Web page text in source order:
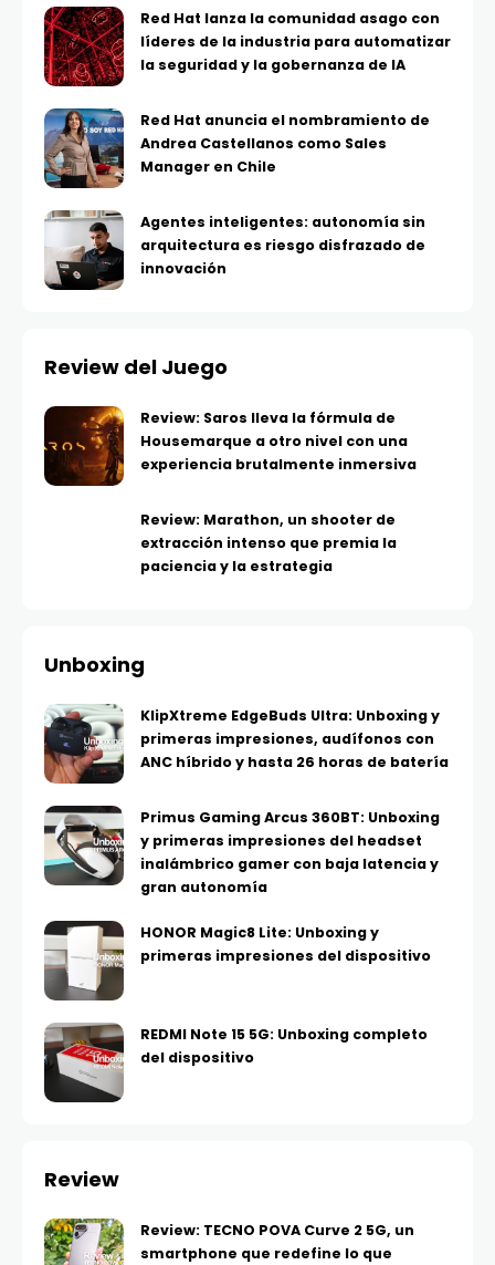
Red Hat lanza la comunidad asago con
líderes de la industria para automatizar
la seguridad y la gobernanza de IA
Red Hat anuncia el nombramiento de
Andrea Castellanos como Sales
Manager en Chile
Agentes inteligentes: autonomía sin
arquitectura es riesgo disfrazado de
innovación
Review del Juego
Review: Saros lleva la fórmula de
Housemarque a otro nivel con una
experiencia brutalmente inmersiva
Review: Marathon, un shooter de
extracción intenso que premia la
paciencia y la estrategia
Unboxing
KlipXtreme EdgeBuds Ultra: Unboxing y
primeras impresiones, audífonos con
ANC híbrido y hasta 26 horas de batería
Primus Gaming Arcus 360BT: Unboxing
y primeras impresiones del headset
inalámbrico gamer con baja latencia y
gran autonomía
HONOR Magic8 Lite: Unboxing y
primeras impresiones del dispositivo
REDMI Note 15 5G: Unboxing completo
del dispositivo
Review
Review: TECNO POVA Curve 2 5G, un
smartphone que redefine lo que